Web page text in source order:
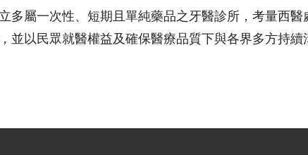
多屬一次性、短期且單純藥品之牙醫診所，考量西
並以民眾就醫權益及確保醫療品質下與各界多方持續